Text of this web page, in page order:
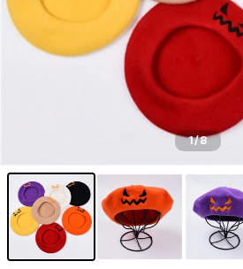
1/8